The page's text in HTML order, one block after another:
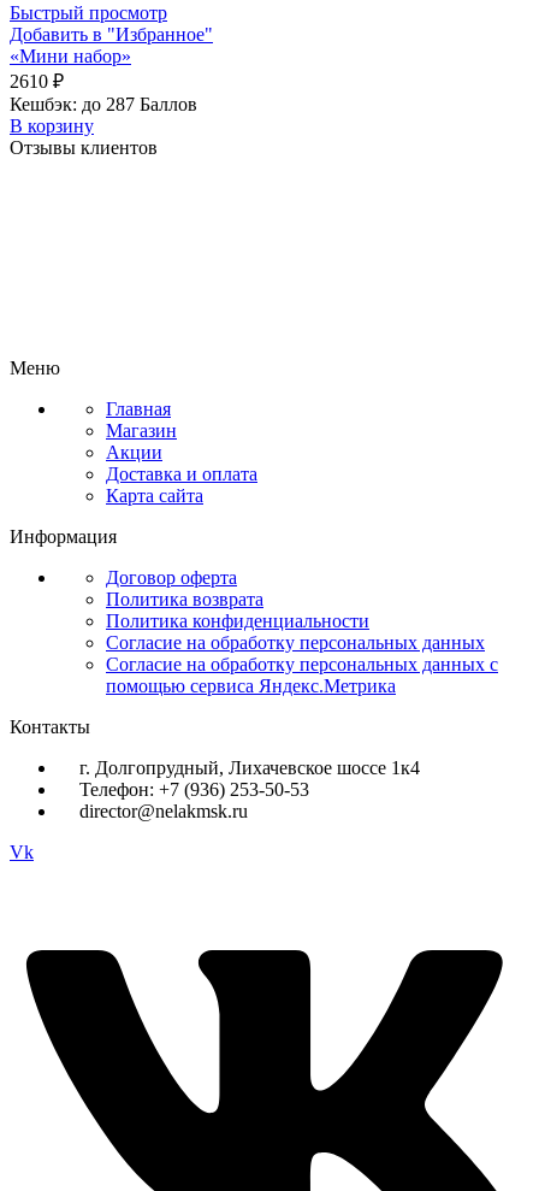
Быстрый просмотр
Добавить в "Избранное"
«Мини набор»
2610 ₽
Кешбэк: до 287 Баллов
В корзину
Отзывы клиентов
Меню
Главная
Магазин
Акции
Доставка и оплата
Карта сайта
Информация
Договор оферта
Политика возврата
Политика конфиденциальности
Согласие на обработку персональных данных
Согласие на обработку персональных данных с
помощью сервиса Яндекс.Метрика
Контакты
г. Долгопрудный, Лихачевское шоссе 1к4
Телефон: +7 (936) 253-50-53
director@nelakmsk.ru
Vk